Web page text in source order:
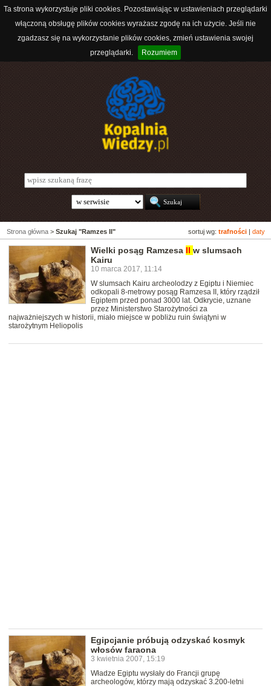
Ta strona wykorzystuje pliki cookies. Pozostawiając w ustawieniach przeglądarki
włączoną obsługę plików cookies wyrażasz zgodę na ich użycie. Jeśli nie
zgadzasz się na wykorzystanie plików cookies, zmień ustawienia swojej
przeglądarki.
Rozumiem
sortuj wg: trafności daty
Strona główna > Szukaj "Ramzes II"
Wielki posąg Ramzesa II w slumsach
Kairu
10 marca 2017, 11:14
W slumsach Kairu archeolodzy z Egiptu i Niemiec
odkopali 8-metrowy posąg Ramzesa II, który rządził
Egiptem przed ponad 3000 lat. Odkrycie, uznane
przez Ministerstwo Starożytności za
najważniejszych w historii, miało miejsce w pobliżu ruin świątyni w
starożytnym Heliopolis
Egipcjanie próbują odzyskać kosmyk
włosów faraona
3 kwietnia 2007, 15:19
Władze Egiptu wysłały do Francji grupę
archeologów, którzy mają odzyskać 3.200-letni